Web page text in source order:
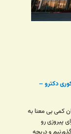
– کوری دکترو –
کمی بی معنا به
پیروزی رو
و دریچه